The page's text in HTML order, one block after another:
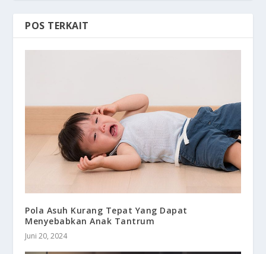
POS TERKAIT
Pola Asuh Kurang Tepat Yang Dapat
Menyebabkan Anak Tantrum
Juni 20, 2024